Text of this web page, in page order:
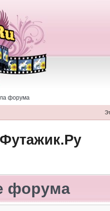
форума
форума